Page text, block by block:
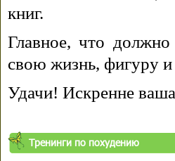
книг.
Главное, что
свою жизнь, фигуру и
Удачи! Искренне
Тренинги по похудению